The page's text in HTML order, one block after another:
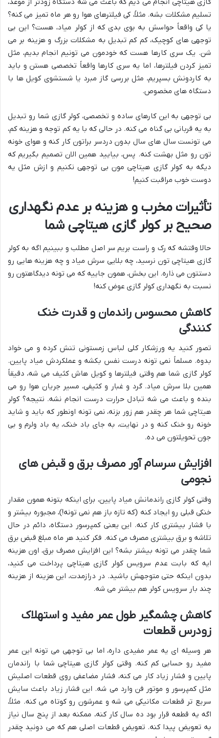
گازی هیتاچی انجام می دیم که باعث می شه دستگاه زودتر از موعد،
تسلیم مشکلات بشه. مثلاً، کی فیلترهای هوا رو هر ماه تمیز می کنه؟
یا کی واقعاً حواسش به بوی بدی که از کولر میاد، هست؟ این بی
توجهی های کوچیک، کم کم تبدیل به مشکلات بزرگ و هزینه بر می
شن. یک سری کارها هست که خودمون می تونیم انجام بدیم، مثل
تمیز کردن فیلترها، اما یه سری کارها واقعاً تخصصی هستن و باید
به کاردونش بسپریم، مثل بررسی گاز مبرد یا شستشوی کویل ها با
دستگاه های مخصوص.
بی توجهی به این کارهای ساده و تخصصی، کولر گازی شما رو تبدیل
به یه قربانی بی گناه می کنه. در حالی که با یه کم توجه و هزینه کم،
می تونست سال های سال بدون دردسر براتون کار کنه و هوای خونه
تون رو مثل بهشت کنه. پس، بیایید همین الان تصمیم بگیریم که
دیگه به کولر گازی هیتاچی مون بی توجهی نکنیم و ازش مثل یه
دوست خوب مراقبت کنیم!
تأثیرات مخرب و هزینه بر عدم نگهداری
صحیح بر کولر گازی هیتاچی شما
حالا وقتشه که رک و راست بریم سر اصل مطلب و ببینیم اگه به کولر
گازی هیتاچی تون نرسید، چه بلایی سرش میاد و چه هزینه هایی رو
دستتون می ذاره. این بخش، همون جاییه که می تونه دیدگاهتون رو
نسبت به نگهداری کولر گازی عوض کنه!
کاهش محسوس راندمان و قدرت خنک
کنندگی
تصور کنید یه ورزشکار کلی لباس زمستونی تنش کرده و می خواد
بدوه. مسلماً نمی تونه درست نفس بکشه و عملکردش میاد پایین.
کولر گازی شما هم وقتی فیلترها و کویل هاش کثیف می شه، دقیقاً
همین بلا سرش میاد. گرد و غبار و کثیفی، مسیر جریان هوا رو می
بنده و باعث می شه تبادل حرارت درست انجام نشه. نتیجه؟ کولر
هیتاچی شما هر چقدر هم زور بزنه، نمی تونه اونطور که باید و شاید
خونه رو خنک کنه و در نهایت، به جای باد خنک، یه باد ولرم و بی
جون تحویلتون می ده.
افزایش سرسام آور مصرف برق و قبض های
نجومی
وقتی کولر گازی راندمانش میاد پایین، برای اینکه بتونه همون مقدار
خنکی قبلی رو ایجاد کنه (که تازه باز هم نمی تونه!)، مجبوره بیشتر و
با فشار بیشتری کار کنه. این یعنی کمپرسور دستگاه، دائم در حال
تلاشه و برق بیشتری مصرف می کنه. فکر کنید هر ماه مبلغ قبض برق
شما چقدر می تونه بیشتر بشه؟ این افزایش مصرف برق، اون هزینه
ایه که بابت عدم سرویس کولر گازی هیتاچی پرداخت می کنید،
بدون اینکه حتی متوجهش باشید. در درازمدت، این هزینه از هزینه
چند بار سرویس کولر هم بیشتر می شه.
کاهش چشمگیر طول عمر مفید و استهلاک
زودرس قطعات
هر وسیله ای یه عمر مفیدی داره، اما بی توجهی می تونه این عمر
مفید رو حسابی کم کنه. وقتی کولر گازی هیتاچی شما با راندمان
پایین و فشار زیاد کار می کنه، فشار مضاعفی روی قطعات اصلیش
مثل کمپرسور و موتور فن وارد می شه. این فشار زیاد باعث سایش
سریع تر قطعات مکانیکی می شه و عمرشون رو کوتاه می کنه. مثلاً،
اگه یه قطعه قرار بود ده سال کار کنه، ممکنه بعد از پنج سال نیاز
به تعویض پیدا کنه. تعویض قطعات اصلی هم که می دونید چقدر